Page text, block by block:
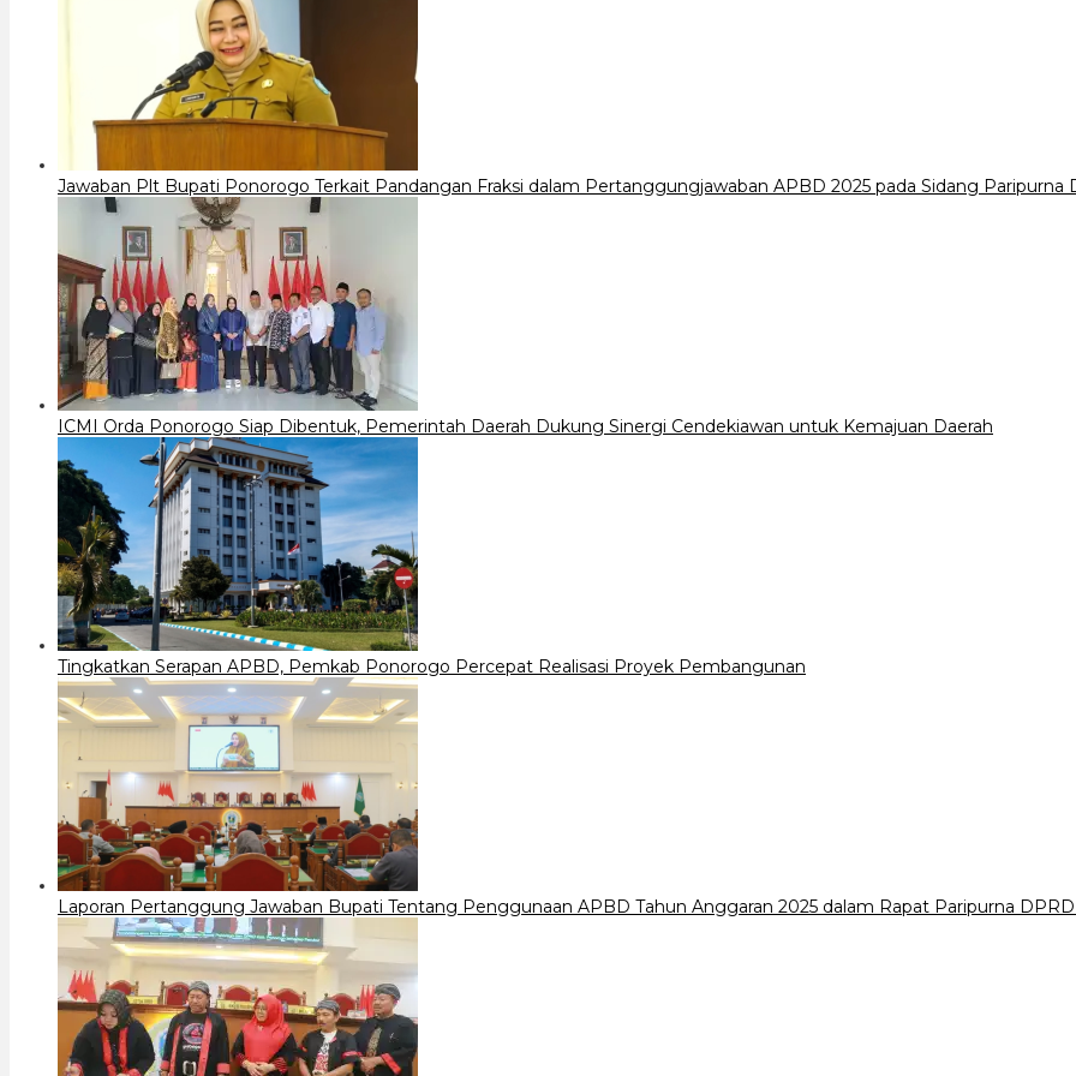
Jawaban Plt Bupati Ponorogo Terkait Pandangan Fraksi dalam Pertanggungjawaban APBD 2025 pada Sidang Paripurna
ICMI Orda Ponorogo Siap Dibentuk, Pemerintah Daerah Dukung Sinergi Cendekiawan untuk Kemajuan Daerah
Tingkatkan Serapan APBD, Pemkab Ponorogo Percepat Realisasi Proyek Pembangunan
Laporan Pertanggung Jawaban Bupati Tentang Penggunaan APBD Tahun Anggaran 2025 dalam Rapat Paripurna